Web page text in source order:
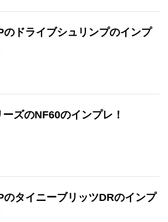
のドライブシュリンプのインプ
ーズのNF60のインプレ！
のタイニーブリッツDRのインプ